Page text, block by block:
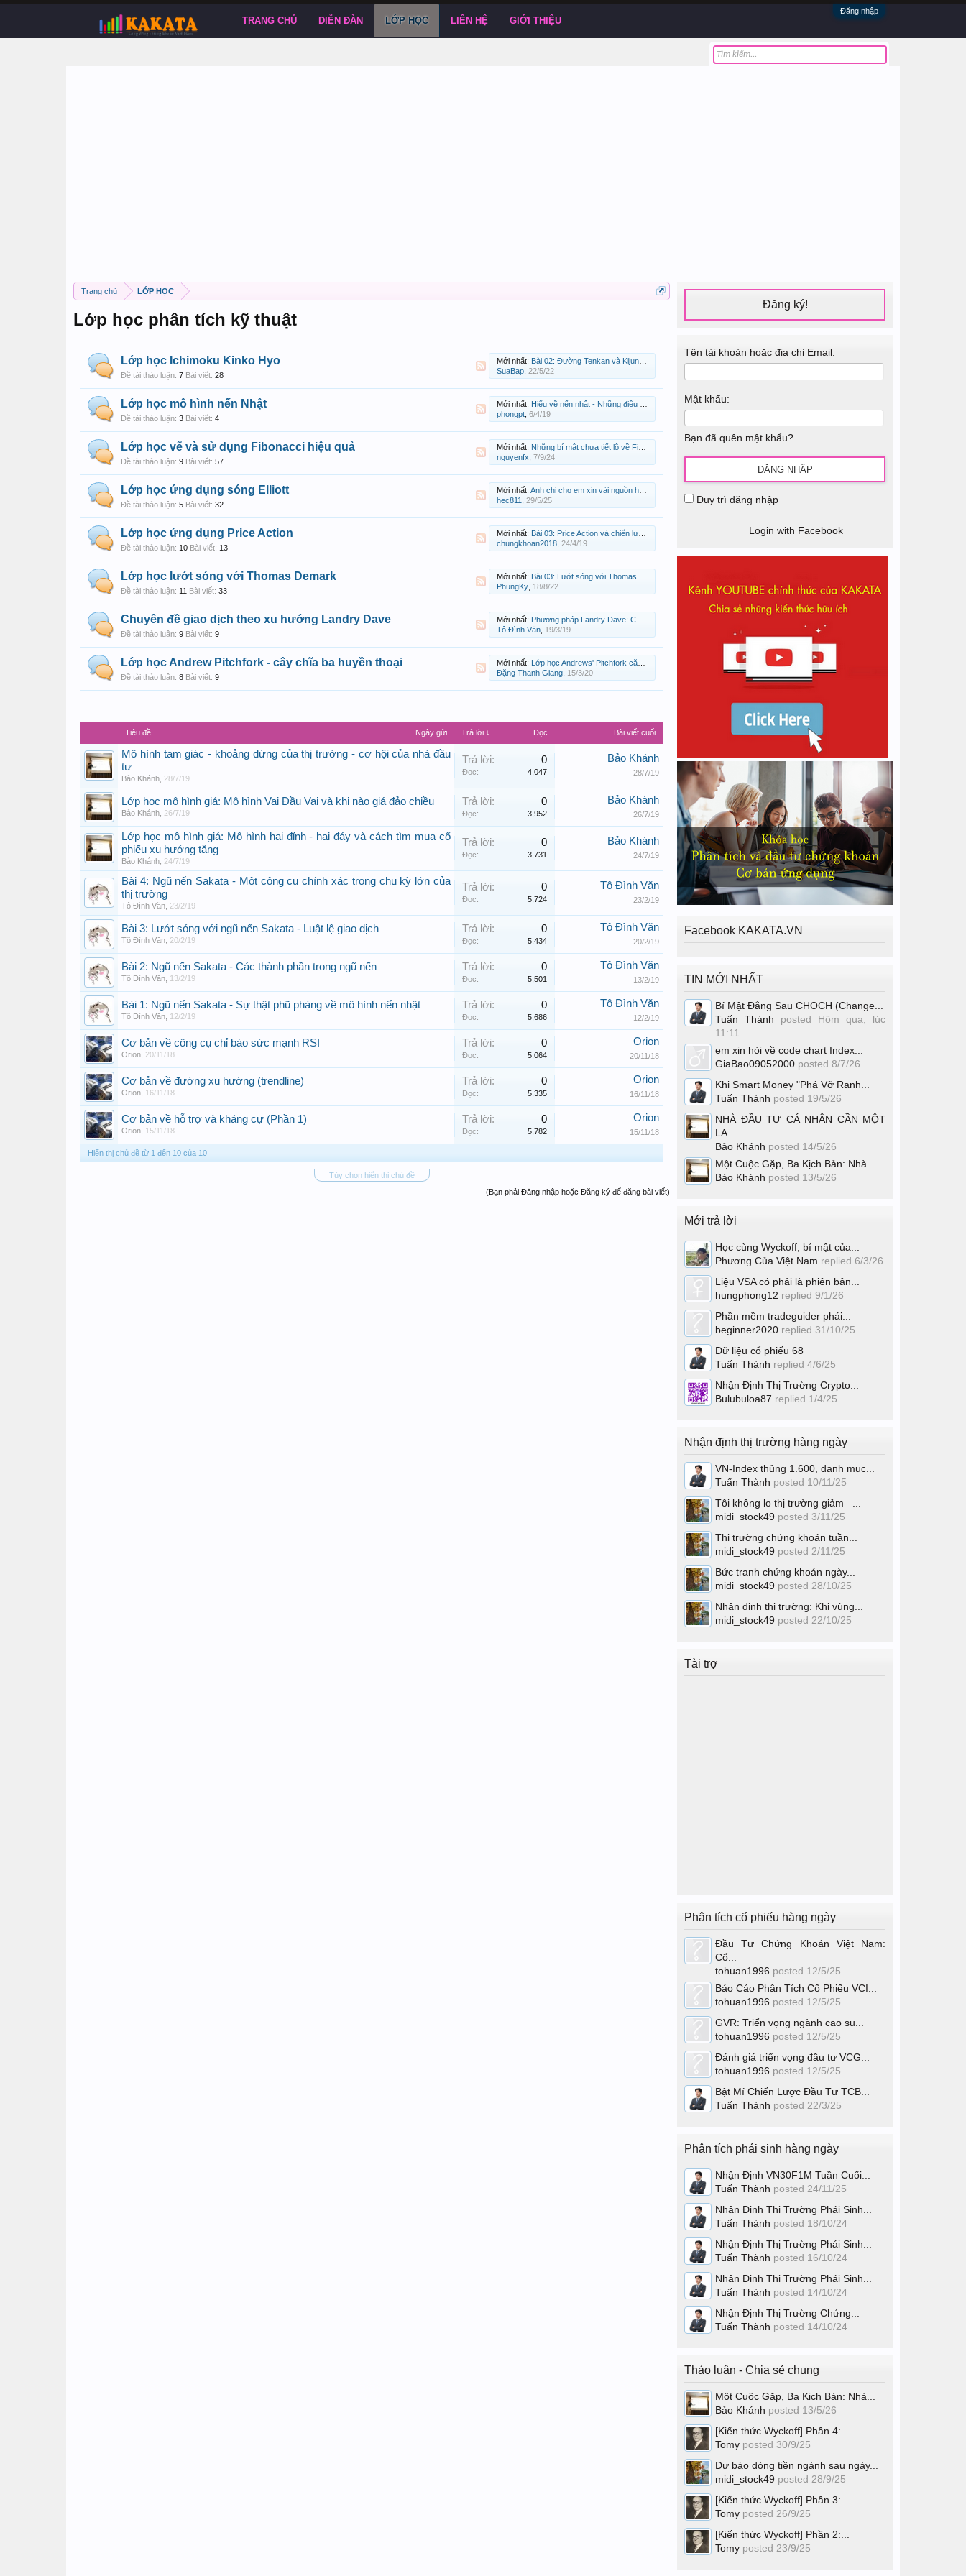
Đăng nhập
Trang chủ LỚP HỌC
Lớp học phân tích kỹ thuật
Lớp học Ichimoku Kinko Hyo
Đề tài thảo luận: 7 Bài viết: 28
Mới nhất: Bài 02: Đường Tenkan và Kijun - Hiểu về sự dịch chuyển của các đường trung bình
SuaBap 22/5/22
Lớp học mô hình nến Nhật
Đề tài thảo luận: 3 Bài viết: 4
Mới nhất: Hiểu về nến nhật - Những điều cần lưu ý về thân nến và bóng nến
phongpt 6/4/19
Lớp học vẽ và sử dụng Fibonacci hiệu quả
Đề tài thảo luận: 9 Bài viết: 57
Mới nhất: Những bí mật chưa tiết lộ về Fibonacci - Bài 3: Cách chọn các điểm đáy – đỉnh chính xác để vẽ
nguyenfx 7/9/24
Lớp học ứng dụng sóng Elliott
Đề tài thảo luận: 5 Bài viết: 32
Mới nhất: Anh chị cho em xin vài nguồn học sóng elliott với ạ
hec811
29/5/25
Lớp học ứng dụng Price Action
Đề tài thảo luận: 10 Bài viết: 13
Mới nhất: Bài 03: Price Action và chiến lược false breakout
chungkhoan2018 24/4/19
Lớp học lướt sóng với Thomas Demark
Đề tài thảo luận: 11 Bài viết: 33
Mới nhất: Bài 03: Lướt sóng với Thomas Demark - vòng xoay chu kỳ 9-13-9 thần thánh của TD-Countdown
PhungKy 18/8/22
Chuyên đề giao dịch theo xu hướng Landry Dave
Đề tài thảo luận: 9 Bài viết: 9
Mới nhất: Phương pháp Landry Dave: Chơi phái sinh theo mô hình "Người gác đền"
Tô Đình Văn 19/3/19
Lớp học Andrew Pitchfork - cây chĩa ba huyền thoại
Đề tài thảo luận: 8 Bài viết: 9
Mới nhất: Lớp học Andrews' Pitchfork căn bản - Bài 7: Bắt đỉnh/đáy mô hình Harmonic với cây đinh ba
Đặng Thanh Giang 15/3/20
Tiêu đề Ngày gửi Trả lời ↓ Đọc Bài viết cuối
Mô hình tam giác - khoảng dừng của thị trường - cơ hội của nhà đầu
tư
Bảo Khánh 28/7/19
Trả lời: 0
Đọc: 4,047
Bảo Khánh
28/7/19
Lớp học mô hình giá: Mô hình Vai Đầu Vai và khi nào giá đảo chiều
Bảo Khánh 26/7/19
Trả lời: 0
Đọc: 3,952
Bảo Khánh
26/7/19
Lớp học mô hình giá: Mô hình hai đỉnh - hai đáy và cách tìm mua cổ
phiếu xu hướng tăng
Bảo Khánh 24/7/19
Trả lời: 0
Đọc: 3,731
Bảo Khánh
24/7/19
Bài 4: Ngũ nến Sakata - Một công cụ chính xác trong chu kỳ lớn của
thị trường
Tô Đình Văn 23/2/19
Trả lời: 0
Đọc: 5,724
Tô Đình Văn
23/2/19
Bài 3: Lướt sóng với ngũ nến Sakata - Luật lệ giao dịch
Tô Đình Văn 20/2/19
Trả lời: 0
Đọc: 5,434
Tô Đình Văn
20/2/19
Bài 2: Ngũ nến Sakata - Các thành phần trong ngũ nến
Tô Đình Văn 13/2/19
Trả lời: 0
Đọc: 5,501
Tô Đình Văn
13/2/19
Bài 1: Ngũ nến Sakata - Sự thật phũ phàng về mô hình nến nhật
Tô Đình Văn 12/2/19
Trả lời: 0
Đọc: 5,686
Tô Đình Văn
12/2/19
Cơ bản về công cụ chỉ báo sức mạnh RSI
Orion 20/11/18
Trả lời: 0
Đọc: 5,064
Orion
20/11/18
Cơ bản về đường xu hướng (trendline)
Orion 16/11/18
Trả lời: 0
Đọc: 5,335
Orion
16/11/18
Cơ bản về hỗ trợ và kháng cự (Phần 1)
Orion 15/11/18
Trả lời: 0
Đọc: 5,782
Orion
15/11/18
Hiển thị chủ đề từ 1 đến 10 của 10
Tùy chọn hiển thị chủ đề
(Bạn phải Đăng nhập hoặc Đăng ký để đăng bài viết)
Đăng ký!
Tên tài khoản hoặc địa chỉ Email:
Mật khẩu:
Bạn đã quên mật khẩu?
Duy trì đăng nhập
Login with Facebook
Facebook KAKATA.VN
TIN MỚI NHẤT
Bí Mật Đằng Sau CHOCH (Change...
Tuấn Thành posted Hôm qua, lúc
11:11
em xin hỏi về code chart Index...
GiaBao09052000 posted 8/7/26
Khi Smart Money "Phá Vỡ Ranh...
Tuấn Thành posted 19/5/26
NHÀ ĐẦU TƯ CÁ NHÂN CẦN MỘT
LA...
Bảo Khánh posted 14/5/26
Một Cuộc Gặp, Ba Kịch Bản: Nhà...
Bảo Khánh posted 13/5/26
Mới trả lời
Học cùng Wyckoff, bí mật của...
Phương Của Việt Nam replied 6/3/26
Liệu VSA có phải là phiên bản...
hungphong12 replied 9/1/26
Phần mềm tradeguider phái...
beginner2020 replied 31/10/25
Dữ liệu cổ phiếu 68
Tuấn Thành replied 4/6/25
Nhận Định Thị Trường Crypto...
Bulubuloa87 replied 1/4/25
Nhận định thị trường hàng ngày
VN-Index thủng 1.600, danh mục...
Tuấn Thành posted 10/11/25
Tôi không lo thị trường giảm –...
midi_stock49 posted 3/11/25
Thị trường chứng khoán tuần...
midi_stock49 posted 2/11/25
Bức tranh chứng khoán ngày...
midi_stock49 posted 28/10/25
Nhận định thị trường: Khi vùng...
midi_stock49 posted 22/10/25
Tài trợ
Phân tích cổ phiếu hàng ngày
Đầu Tư Chứng Khoán Việt Nam:
Cổ...
tohuan1996 posted 12/5/25
Báo Cáo Phân Tích Cổ Phiếu VCI...
tohuan1996 posted 12/5/25
GVR: Triển vọng ngành cao su...
tohuan1996 posted 12/5/25
Đánh giá triển vọng đầu tư VCG...
tohuan1996 posted 12/5/25
Bật Mí Chiến Lược Đầu Tư TCB...
Tuấn Thành posted 22/3/25
Phân tích phái sinh hàng ngày
Nhận Định VN30F1M Tuần Cuối...
Tuấn Thành posted 24/11/25
Nhận Định Thị Trường Phái Sinh...
Tuấn Thành posted 18/10/24
Nhận Định Thị Trường Phái Sinh...
Tuấn Thành posted 16/10/24
Nhận Định Thị Trường Phái Sinh...
Tuấn Thành posted 14/10/24
Nhận Định Thị Trường Chứng...
Tuấn Thành posted 14/10/24
Thảo luận - Chia sẻ chung
Một Cuộc Gặp, Ba Kịch Bản: Nhà...
Bảo Khánh posted 13/5/26
[Kiến thức Wyckoff] Phần 4:...
Tomy posted 30/9/25
Dự báo dòng tiền ngành sau ngày...
midi_stock49 posted 28/9/25
[Kiến thức Wyckoff] Phần 3:...
Tomy posted 26/9/25
[Kiến thức Wyckoff] Phần 2:...
Tomy posted 23/9/25
TRANG CHỦ DIỄN ĐÀN LỚP HỌC LIÊN HỆ GIỚI THIỆU